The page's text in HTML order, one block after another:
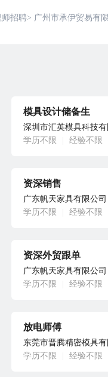
招聘> 广州市承伊贸易有
模具设计储备生
深圳市汇英模具科技
学历不限
经验不限
资深销售
广东帆天家具有限公司
学历不限
经验不限
资深外贸跟单
广东帆天家具有限公司
学历不限
经验不限
放电师傅
东莞市晋腾精密模具
学历不限
经验不限